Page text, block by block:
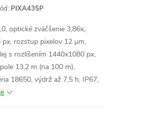
PIXA435P
optické zväčšenie 3,86x,
rozstup pixelov 12 μm,
s rozlíšením 1440x1080 px,
13,2 m (na 100 m),
18650, výdrž až 7,5 h, IP67,